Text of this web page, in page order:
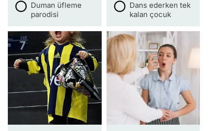
Duman üfleme
parodisi
Dans ederken tek
kalan çocuk